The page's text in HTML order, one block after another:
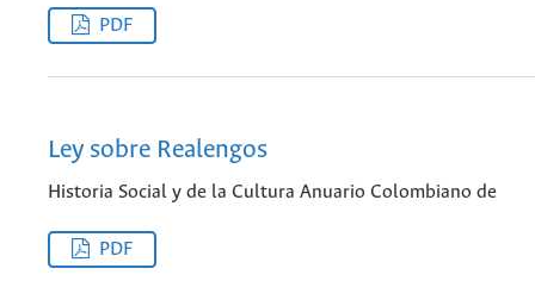
PDF
Ley sobre Realengos
Historia Social y de la Cultura Anuario Colombiano de
PDF